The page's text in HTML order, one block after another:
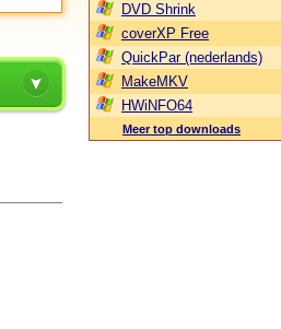
DVD Shrink
coverXP Free
QuickPar (nederlands)
MakeMKV
HWiNFO64
Meer top downloads